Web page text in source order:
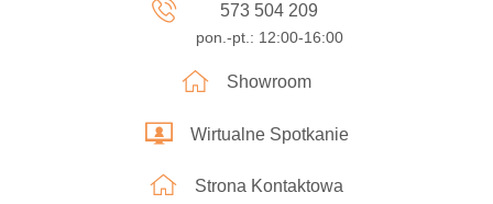
573 504 209
pon.-pt.: 12:00-16:00
Showroom
Wirtualne Spotkanie
Strona Kontaktowa